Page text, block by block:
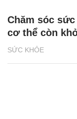
SỨC KHỎE
Chăm sóc
cơ thể còn